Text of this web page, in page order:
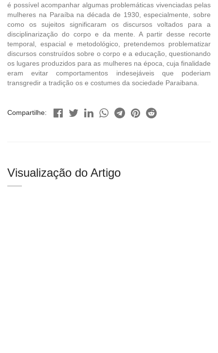
é possível acompanhar algumas problemáticas vivenciadas pelas
mulheres na Paraíba na década de 1930, especialmente, sobre
como os sujeitos significaram os discursos voltados para a
disciplinarização do corpo e da mente. A partir desse recorte
temporal, espacial e metodológico, pretendemos problematizar
discursos construídos sobre o corpo e a educação, questionando
os lugares produzidos para as mulheres na época, cuja finalidade
eram evitar comportamentos indesejáveis que poderiam
transgredir a tradição os e costumes da sociedade Paraibana.
Compartilhe:
Visualização do Artigo